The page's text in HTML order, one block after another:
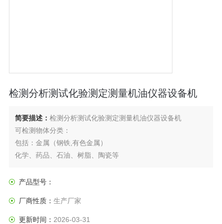
检测分析测试化验测定测量机油仪器设备机
简要描述： 检测分析测试化验测定测量机油仪器设备机
可检测物体分类：
包括：金属（钢铁,有色金属）
化学、药品、石油、树脂、陶瓷等
环境（自来水,环境水,土壤,大气粉尘）等
产品型号：
厂商性质： 生产厂家
更新时间： 2026-03-31